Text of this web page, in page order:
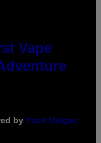
Vape
by Ysolt Usigan